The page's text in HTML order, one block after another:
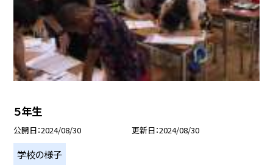
５年生
公開日 2024/08/30 更新日 2024/08/30
学校の様子